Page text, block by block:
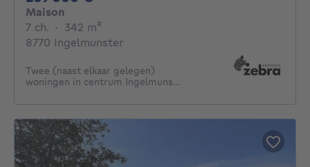
Maison
7 ch. 7 chambres
· 342 m²
8770 Ingelmunster
Twee (naast elkaar gelegen)
woningen in centrum Ingelmuns...